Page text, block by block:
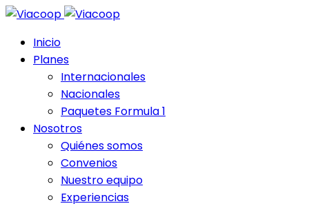
Inicio
Planes
Internacionales
Nacionales
Paquetes Formula 1
Nosotros
Quiénes somos
Convenios
Nuestro equipo
Experiencias